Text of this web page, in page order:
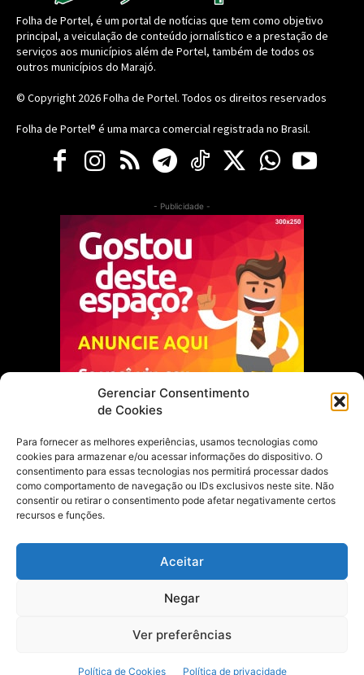
Gerenciar Consentimento
de Cookies
Para fornecer as melhores experiências, usamos tecnologias como
cookies para armazenar e/ou acessar informações do dispositivo. O
consentimento para essas tecnologias nos permitirá processar dados
como comportamento de navegação ou IDs exclusivos neste site. Não
consentir ou retirar o consentimento pode afetar negativamente certos
recursos e funções.
Aceitar
Negar
Ver preferências
Política de Cookies Política de privacidade
Folha de Portel, é um portal de notícias que tem como objetivo
principal, a veiculação de conteúdo jornalístico e a prestação de
serviços aos municípios além de Portel, também de todos os
outros municípios do Marajó.
© Copyright 2026Folha de Portel. Todos os direitos reservados
Folha de Portel® é uma marca comercial registrada no Brasil.
- Publicidade -
Escolha do Editor
Justiça Itinerante garante regularização
fundiária e casamento comunitário para
famílias em Portel
21 de maio de 2026
feminino pelos Jogos Estudantis Paraenses